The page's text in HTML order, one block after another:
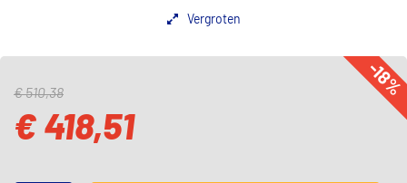
Vergroten
-18%
€ 510,38
€ 418,51